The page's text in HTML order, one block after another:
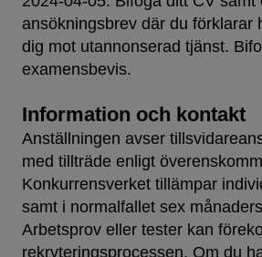
ansökningsbrev där du förklarar
dig mot utannonserad tjänst.
examensbevis.
Information och kontakt
Anställningen avser
med tillträde enligt
Konkurrensverket tillämpar
samt i normalfallet sex
Arbetsprov eller tester kan
rekryteringsprocessen. Om du